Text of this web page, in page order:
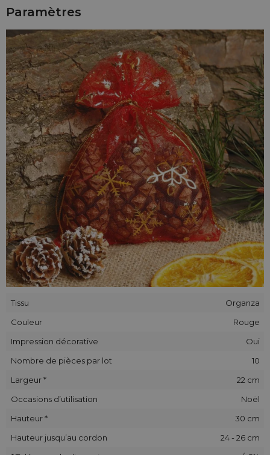
dans l'emballage et donneront envie au receveur d'ouvrir le
cadeau avec plaisir. Les sacs de Noël promettent beaucoup
de cadeaux chauds - peut-être le téléphone de vos rêves ou
un parfum préféré? Ou peut-être ces chaussures de sport
que vous rêvez d'avoir depuis des mois? Quoi que cela soit
bien sûr, vous prendrez beaucoup de plaisir - C'est ça la
magie des fêtes!
Paramètres
Tissu
Organza
Couleur
Rouge
Impression décorative
Oui
Nombre de pièces par lot
10
Largeur *
22 cm
Occasions d’utilisation
Noël
Hauteur *
30 cm
Hauteur jusqu’au cordon
24 - 26 cm